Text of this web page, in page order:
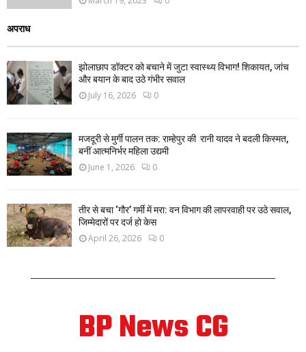
अपराध
झोलाछाप डॉक्टर को बचाने में जुटा स्वास्थ्य विभाग! शिकायत, जांच
और बयान के बाद उठे गंभीर सवाल
July 16, 2026 0
मजदूरी से मुर्गी पालन तक: राम्हेपुर की रानी यादव ने बदली किस्मत,
बनीं आत्मनिर्भर महिला उद्यमी
June 1, 2026 0
तीर से बचा ‘गौर’ गर्मी में मरा: वन विभाग की लापरवाही पर उठे सवाल,
जिम्मेदारों पर दर्ज हो केस
April 26, 2026 0
BP News CG